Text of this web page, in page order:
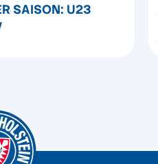
SAISON: U23